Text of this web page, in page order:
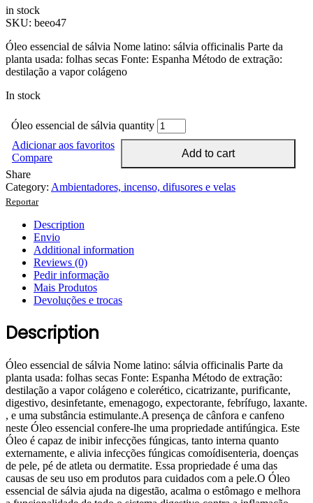
in stock
SKU: beeo47
Óleo essencial de sálvia Nome latino: sálvia officinalis Parte da
planta usada: folhas secas Fonte: Espanha Método de extração:
destilação a vapor colágeno
In stock
Óleo essencial de sálvia quantity
Add to cart
Adicionar aos favoritos
Compare
Share
Category: Ambientadores, incenso, difusores e velas
Reportar
Description
Envio
Additional information
Reviews (0)
Pedir informação
Mais Produtos
Devoluções e trocas
Description
Óleo essencial de sálvia Nome latino: sálvia officinalis Parte da
planta usada: folhas secas Fonte: Espanha Método de extração:
destilação a vapor colágeno e colerético, cicatrizante, purificante,
digestivo, desinfetante, emenagogo, expectorante, febrífugo, laxante.
, e uma substância estimulante.A presença de cânfora e canfeno
neste Óleo essencial confere-lhe uma propriedade antifúngica. Este
Óleo é capaz de inibir infecções fúngicas, tanto interna quanto
externamente, e alivia infecções fúngicas comoídisenteria, doenças
de pele, pé de atleta ou dermatite. Essa propriedade é uma das
causas de seu uso em produtos para cuidados com a pele.O Óleo
essencial de sálvia ajuda na digestão, acalma o estômago e melhora